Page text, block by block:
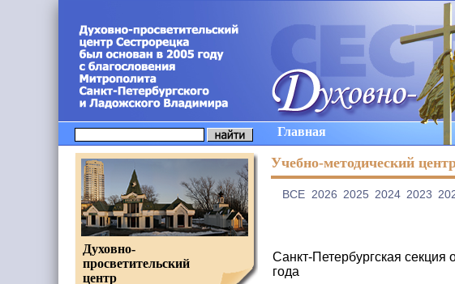
Главная
Учебно-методический
ВCE 2026 2025 2024 2023
Санкт-Петербургская
года
Духовно-
просветительский
центр